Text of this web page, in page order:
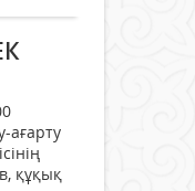
ағарту
құқық